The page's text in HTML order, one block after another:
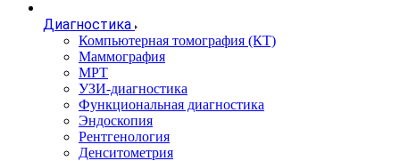
Диагностика
Компьютерная томография (КТ)
Маммография
МРТ
УЗИ-диагностика
Функциональная диагностика
Эндоскопия
Рентгенология
Денситометрия